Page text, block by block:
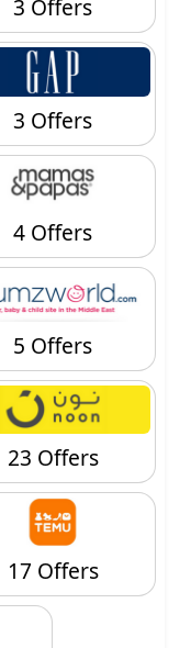
3 Offers
3 Offers
4 Offers
5 Offers
23 Offers
17 Offers